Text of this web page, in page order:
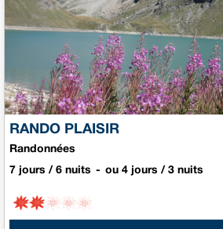
RANDO PLAISIR
Randonnées
7 jours / 6 nuits ou 4 jours / 3 nuits